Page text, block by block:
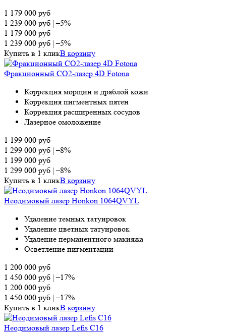
1 179 000 руб
1 239 000 руб |–5%
1 179 000 руб
1 239 000 руб |–5%
Купить в 1 кликВ корзину
Фракционный СО2-лазер 4D Fotona
Коррекция морщин и дряблой кожи
Коррекция пигментных пятен
Коррекция расширенных сосудов
Лазерное омоложение
1 199 000 руб
1 299 000 руб |–8%
1 199 000 руб
1 299 000 руб |–8%
Купить в 1 кликВ корзину
Неодимовый лазер Honkon 1064QVYL
Удаление темных татуировок
Удаление цветных татуировок
Удаление перманентного макияжа
Осветление пигментации
1 200 000 руб
1 450 000 руб |–17%
1 200 000 руб
1 450 000 руб |–17%
Купить в 1 кликВ корзину
Неодимовый лазер Lefis С16